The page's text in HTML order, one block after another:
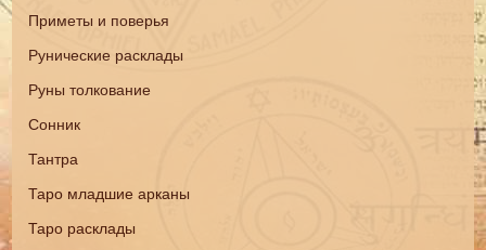
Приметы и поверья
Рунические расклады
Руны толкование
Сонник
Тантра
Таро младшие арканы
Таро расклады